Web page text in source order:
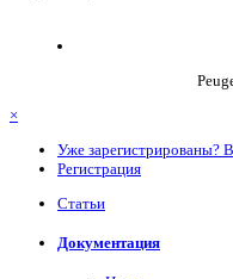
×
Уже зарегистрированы?
Регистрация
Статьи
Документация